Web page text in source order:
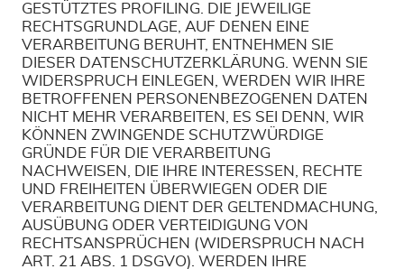
GESTÜTZTES PROFILING. DIE JEWEILIGE
RECHTSGRUNDLAGE, AUF DENEN EINE
VERARBEITUNG BERUHT, ENTNEHMEN SIE
DIESER DATENSCHUTZERKLÄRUNG. WENN SIE
WIDERSPRUCH EINLEGEN, WERDEN WIR IHRE
BETROFFENEN PERSONENBEZOGENEN DATEN
NICHT MEHR VERARBEITEN, ES SEI DENN, WIR
KÖNNEN ZWINGENDE SCHUTZWÜRDIGE
GRÜNDE FÜR DIE VERARBEITUNG
NACHWEISEN, DIE IHRE INTERESSEN, RECHTE
UND FREIHEITEN ÜBERWIEGEN ODER DIE
VERARBEITUNG DIENT DER GELTENDMACHUNG,
AUSÜBUNG ODER VERTEIDIGUNG VON
RECHTSANSPRÜCHEN (WIDERSPRUCH NACH
ART. 21 ABS. 1 DSGVO). WERDEN IHRE